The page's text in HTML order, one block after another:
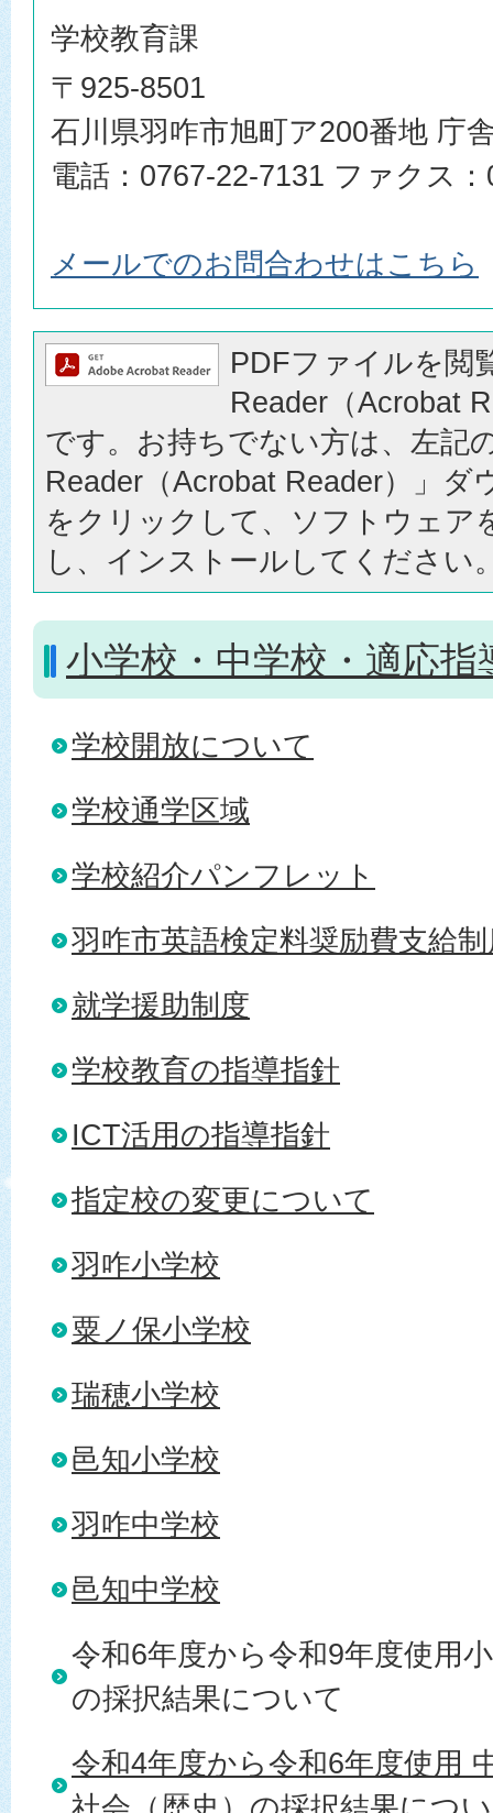
学校教育課
〒925-8501
石川県羽咋市旭町ア200番地 庁
電話：0767-22-7131 ファクス
メールでのお問合わせはこちら
PDFファイルを閲
Reader（Acrobat
です。お持ちでない方は、左記
Reader（Acrobat Reader）」ダ
をクリックして、ソフトウェア
し、インストールしてください
小学校・中学校・適応指
学校開放について
学校通学区域
学校紹介パンフレット
羽咋市英語検定料奨励費支給
就学援助制度
学校教育の指導指針
ICT活用の指導指針
指定校の変更について
羽咋小学校
粟ノ保小学校
瑞穂小学校
邑知小学校
羽咋中学校
邑知中学校
令和6年度から令和9年度使用
の採択結果について
令和4年度から令和6年度使用